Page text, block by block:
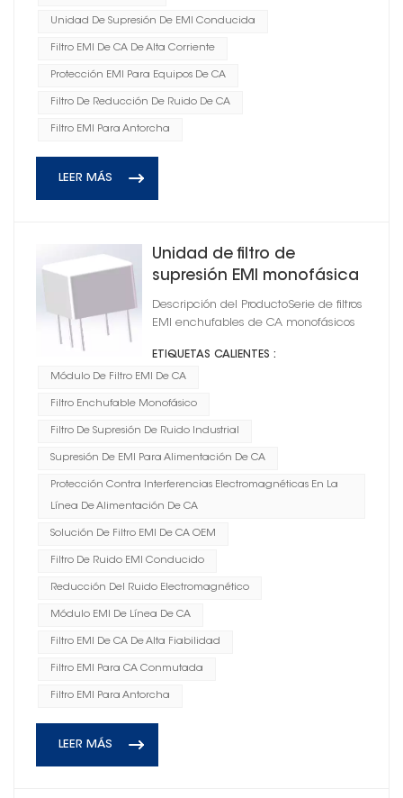
Unidad De Supresión De EMI Conducida
Filtro EMI De CA De Alta Corriente
Protección EMI Para Equipos De CA
Filtro De Reducción De Ruido De CA
Filtro EMI Para Antorcha
LEER MÁS
Unidad de filtro de
supresión EMI monofásica
de antorcha
Descripción del ProductoSerie de filtros
EMI enchufables de CA monofásicos
ETIQUETAS CALIENTES :
Módulo De Filtro EMI De CA
Filtro Enchufable Monofásico
Filtro De Supresión De Ruido Industrial
Supresión De EMI Para Alimentación De CA
Protección Contra Interferencias Electromagnéticas En La
Línea De Alimentación De CA
Solución De Filtro EMI De CA OEM
Filtro De Ruido EMI Conducido
Reducción Del Ruido Electromagnético
Módulo EMI De Línea De CA
Filtro EMI De CA De Alta Fiabilidad
Filtro EMI Para CA Conmutada
Filtro EMI Para Antorcha
LEER MÁS